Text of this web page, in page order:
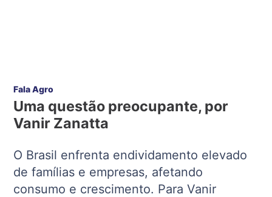
Fala Agro
Uma questão preocupante, por
Vanir Zanatta
O Brasil enfrenta endividamento elevado
de famílias e empresas, afetando
consumo e crescimento. Para Vanir